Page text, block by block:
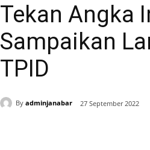
Tekan Angka
Sampaikan
TPID
By adminjanabar 27 September 2022